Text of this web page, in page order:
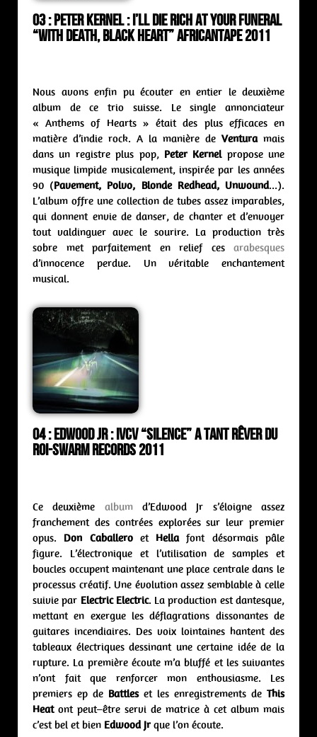
O3 : Peter Kernel : I’ll die rich at your funeral
“With Death, Black Heart” Africantape 2011
Nous avons enfin pu écouter en entier le deuxième
album de ce trio suisse. Le single annonciateur
« Anthems of Hearts » était des plus efficaces en
matière d’indie rock. A la manière deVenturamais
dans un registre plus pop, Peter Kernel propose une
musique limpide musicalement, inspirée par les années
90 (Pavement, Polvo, Blonde Redhead, Unwound…).
L’album offre une collection de tubes assez imparables,
qui donnent envie de danser, de chanter et d’envoyer
tout valdinguer avec le sourire. La production très
sobre met parfaitement en relief ces arabesques
d’innocence perdue. Un véritable enchantement
musical.
04 :Edwood Jr : IVCV “Silence” A Tant Rêver du
Roi-Swarm Records 2011
Ce deuxième albumd’Edwood Jr s’éloigne assez
franchement des contrées explorées sur leur premier
opus. Don Caballeroet Hellafont désormais pâle
figure. L’électronique et l’utilisation de samples et
boucles occupent maintenant une place centrale dans le
processus créatif. Une évolution assez semblable à celle
suivie par Electric Electric. La production est dantesque,
mettant en exergue les déflagrations dissonantes de
guitares incendiaires. Des voix lointaines hantent des
tableaux électriques dessinant une certaine idée de la
rupture. La première écoute m’a bluffé et les suivantes
n’ont fait que renforcer mon enthousiasme. Les
premiers ep de Battles et les enregistrements de This
Heatont peut–être servi de matrice à cet album mais
c’est bel et bien Edwood Jrque l’on écoute.